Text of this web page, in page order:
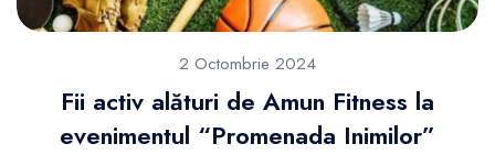
2 Octombrie 2024
Fii activ alături de Amun Fitness la
evenimentul “Promenada Inimilor”